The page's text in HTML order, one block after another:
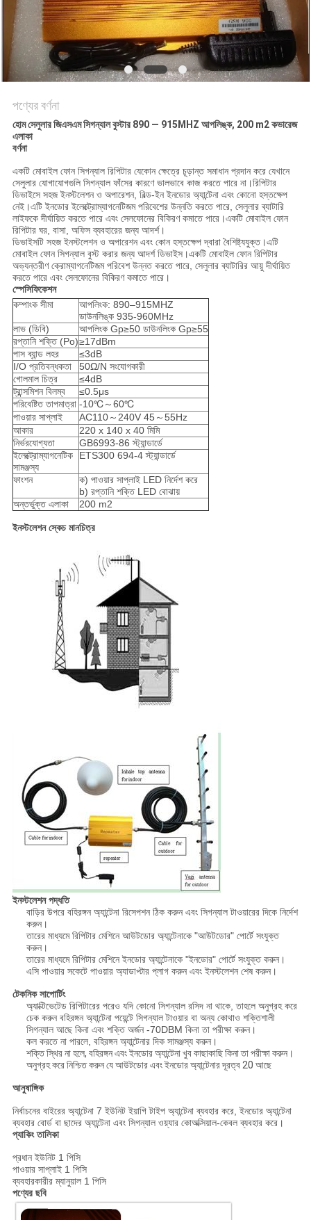
সাইট
ম্যাপ
POLICY
পণ্যের বর্ণনা
হোম সেলুলার জিএসএম সিগন্যাল বুস্টার 890 — 915MHZ আপলিঙ্ক, 200 m2 কভারেজ
এলাকা
বর্ণনা
একটি মোবাইল ফোন সিগন্যাল রিপিটার যেকোন ক্ষেত্রে চূড়ান্ত সমাধান প্রদান করে যেখানে
সেলুলার যোগাযোগগুলি সিগন্যাল ফাঁসের কারণে ভালভাবে কাজ করতে পারে না।রিপিটার
ডিভাইসে সহজ ইনস্টলেশন ও অপারেশন, বিল্ড-ইন ইনডোর অ্যান্টেনা এবং কোনো হস্তক্ষেপ
নেই।এটি ইনডোর ইলেক্ট্রোম্যাগনেটিজম পরিবেশের উন্নতি করতে পারে, সেলুলার ব্যাটারি
লাইফকে দীর্ঘায়িত করতে পারে এবং সেলফোনের বিকিরণ কমাতে পারে।একটি মোবাইল ফোন
রিপিটার ঘর, বাসা, অফিস ব্যবহারের জন্য আদর্শ।
ডিভাইসটি সহজ ইনস্টলেশন ও অপারেশন এবং কোন হস্তক্ষেপ দ্বারা বৈশিষ্ট্যযুক্ত।এটি
মোবাইল ফোন সিগন্যাল বুস্ট করার জন্য আদর্শ ডিভাইস।একটি মোবাইল ফোন রিপিটার
অভ্যন্তরীণ ক্রোম্যাগনেটিজম পরিবেশ উন্নত করতে পারে, সেলুলার ব্যাটারির আয়ু দীর্ঘায়িত
করতে পারে এবং সেলফোনের বিকিরণ কমাতে পারে।
স্পেসিফিকেশন
কম্পাংক সীমা
আপলিংক: 890–915MHZ
ডাউনলিঙ্ক 935-960MHz
লাভ (ডিবি)
আপলিংক Gp≥50 ডাউনলিংক Gp≥55
রপ্তানি শক্তি (Po)≥17dBm
পাস ব্যান্ড লহর
≤3dB
I/O প্রতিবন্ধকতা
50Ω/N সংযোগকারী
গোলমাল চিত্র
≤4dB
ট্রান্সমিশন বিলম্ব
≤0.5μs
পরিবেষ্টিত তাপমাত্রা -10℃～60℃
পাওয়ার সাপ্লাই
AC110～240V 45～55Hz
আকার
220 x 140 x 40 মিমি
নির্ভরযোগ্যতা
GB6993-86 স্ট্যান্ডার্ডে
ইলেক্ট্রোম্যাগনেটিক
সামঞ্জস্য
ETS300 694-4 স্ট্যান্ডার্ডে
ফাংশন
ক) পাওয়ার সাপ্লাই LED নির্দেশ করে
b) রপ্তানি শক্তি LED বোঝায়
অন্তর্ভুক্ত এলাকা
200 m2
ইনস্টলেশন স্কেচ মানচিত্র
ইনস্টলেশন পদ্ধতি
বাড়ির উপরে বহিরঙ্গন অ্যান্টেনা রিসেপশন ঠিক করুন এবং সিগন্যাল টাওয়ারের দিকে নির্দেশ
করুন।
তারের মাধ্যমে রিপিটার মেশিনে আউটডোর অ্যান্টেনাকে "আউটডোর" পোর্টে সংযুক্ত
করুন।
তারের মাধ্যমে রিপিটার মেশিনে ইনডোর অ্যান্টেনাকে "ইনডোর" পোর্টে সংযুক্ত করুন।
এসি পাওয়ার সকেটে পাওয়ার অ্যাডাপ্টার প্লাগ করুন এবং ইনস্টলেশন শেষ করুন।
টেকনিক সাপোর্টিং
অ্যাক্টিভেটেড রিপিটারের পরেও যদি কোনো সিগন্যাল রসিদ না থাকে, তাহলে অনুগ্রহ করে
চেক করুন বহিরঙ্গন অ্যান্টেনা পয়েন্টে সিগন্যাল টাওয়ার বা অন্য কোথাও শক্তিশালী
সিগন্যাল আছে কিনা এবং শক্তি অর্জন -70DBM কিনা তা পরীক্ষা করুন।
কল করতে না পারলে, বহিরঙ্গন অ্যান্টেনার দিক সামঞ্জস্য করুন।
শক্তি স্থির না হলে, বহিরঙ্গন এবং ইনডোর অ্যান্টেনা খুব কাছাকাছি কিনা তা পরীক্ষা করুন।
অনুগ্রহ করে নিশ্চিত করুন যে আউটডোর এবং ইনডোর অ্যান্টেনার দূরত্ব 20 আছে
আনুষাঙ্গিক
নির্বাচনের বাইরের অ্যান্টেনা 7 ইউনিট ইয়াগি টাইপ অ্যান্টেনা ব্যবহার করে, ইনডোর অ্যান্টেনা
ব্যবহার বোর্ড বা ছাদের অ্যান্টেনা এবং সিগন্যাল ওয়্যার কোঅক্সিয়াল-কেবল ব্যবহার করে।
প্যাকিং তালিকা
প্রধান ইউনিট 1 পিসি
পাওয়ার সাপ্লাই 1 পিসি
ব্যবহারকারীর ম্যানুয়াল 1 পিসি
পণ্যের ছবি